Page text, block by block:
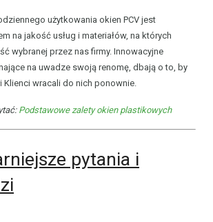
użytkowania okien PCV jest
na jakość usług i materiałów, na których
wybranej przez nas firmy. Innowacyjne
na uwadze swoją renomę, dbają o to, by
wracali do nich ponownie.
Podstawowe zalety okien plastikowych
pytania i